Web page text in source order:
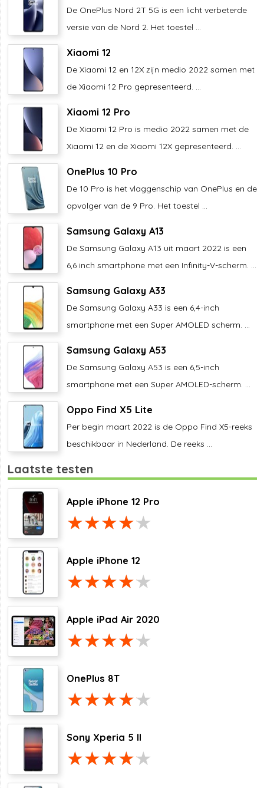
De OnePlus Nord 2T 5G is een licht verbeterde
versie van de Nord 2. Het toestel ...
Xiaomi 12
De Xiaomi 12 en 12X zijn medio 2022 samen met
de Xiaomi 12 Pro gepresenteerd. ...
Xiaomi 12 Pro
De Xiaomi 12 Pro is medio 2022 samen met de
Xiaomi 12 en de Xiaomi 12X gepresenteerd. ...
OnePlus 10 Pro
De 10 Pro is het vlaggenschip van OnePlus en de
opvolger van de 9 Pro. Het toestel ...
Samsung Galaxy A13
De Samsung Galaxy A13 uit maart 2022 is een
6,6 inch smartphone met een Infinity-V-scherm. ...
Samsung Galaxy A33
De Samsung Galaxy A33 is een 6,4-inch
smartphone met een Super AMOLED scherm. ...
Samsung Galaxy A53
De Samsung Galaxy A53 is een 6,5-inch
smartphone met een Super AMOLED-scherm. ...
Oppo Find X5 Lite
Per begin maart 2022 is de Oppo Find X5-reeks
beschikbaar in Nederland. De reeks ...
Laatste testen
Apple iPhone 12 Pro
Apple iPhone 12
Apple iPad Air 2020
OnePlus 8T
Sony Xperia 5 II